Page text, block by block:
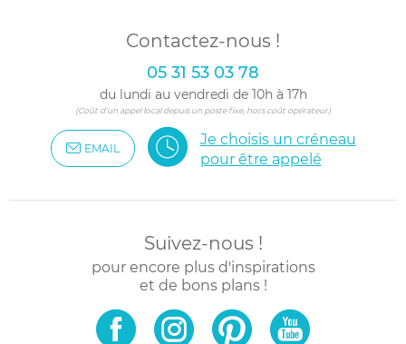
Contactez-nous !
05 31 53 03 78
du lundi au vendredi de 10h à 17h
(Coût d'un appel local depuis un poste fixe, hors coût opérateur)
EMAIL
Je choisis un créneau
pour être appelé
Suivez-nous !
pour encore plus d'inspirations
et de bons plans !